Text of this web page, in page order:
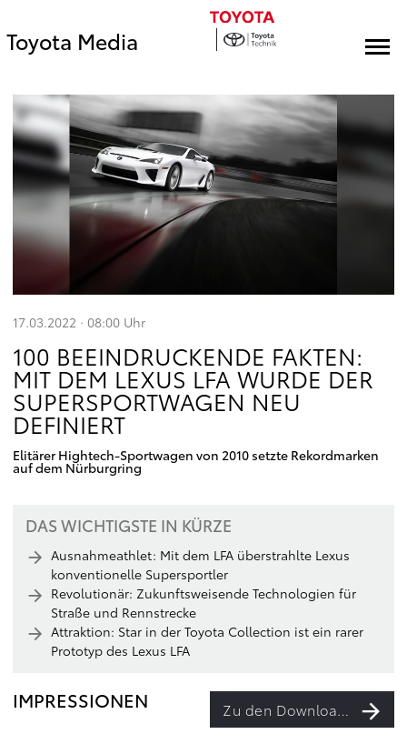
Toyota Media
17.03.2022 · 08:00 Uhr
100 BEEINDRUCKENDE FAKTEN:
MIT DEM LEXUS LFA WURDE DER
SUPERSPORTWAGEN NEU
DEFINIERT
Elitärer Hightech-Sportwagen von 2010 setzte Rekordmarken
auf dem Nürburgring
DAS WICHTIGSTE IN KÜRZE
Ausnahmeathlet: Mit dem LFA überstrahlte Lexus
konventionelle Supersportler
Revolutionär: Zukunftsweisende Technologien für
Straße und Rennstrecke
Attraktion: Star in der Toyota Collection ist ein rarer
Prototyp des Lexus LFA
IMPRESSIONEN Zu den Downloads